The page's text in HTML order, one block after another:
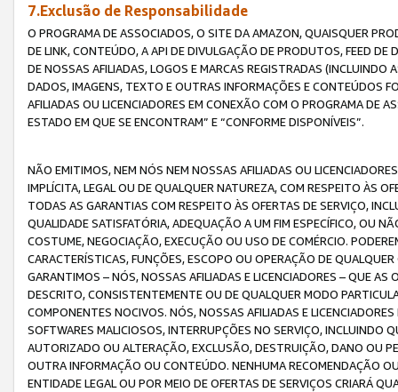
7.Exclusão de Responsabilidade
O PROGRAMA DE ASSOCIADOS, O SITE DA AMAZON, QUAISQUER
DE LINK, CONTEÚDO, A API DE DIVULGAÇÃO DE PRODUTOS, FEED
DE NOSSAS AFILIADAS, LOGOS E MARCAS REGISTRADAS
DADOS, IMAGENS, TEXTO E OUTRAS INFORMAÇÕES E CONTEÚDOS
AFILIADAS OU LICENCIADORES EM CONEXÃO COM O PROGRAMA DE
ESTADO EM QUE SE ENCONTRAM” E “CONFORME DISPONÍVEIS”.
NÃO EMITIMOS, NEM NÓS NEM NOSSAS AFILIADAS OU
IMPLÍCITA, LEGAL OU DE QUALQUER NATUREZA, COM RESPEITO ÀS
TODAS AS GARANTIAS COM RESPEITO ÀS OFERTAS DE SERVIÇO,
QUALIDADE SATISFATÓRIA, ADEQUAÇÃO A UM FIM ESPECÍFICO, OU
COSTUME, NEGOCIAÇÃO, EXECUÇÃO OU USO DE COMÉRCIO.
CARACTERÍSTICAS, FUNÇÕES, ESCOPO OU OPERAÇÃO DE
GARANTIMOS – NÓS, NOSSAS AFILIADAS E LICENCIADORES – QUE
DESCRITO, CONSISTENTEMENTE OU DE QUALQUER MODO
COMPONENTES NOCIVOS. NÓS, NOSSAS AFILIADAS E
SOFTWARES MALICIOSOS, INTERRUPÇÕES NO SERVIÇO, INCLUINDO
AUTORIZADO OU ALTERAÇÃO, EXCLUSÃO, DESTRUIÇÃO, DANO OU
OUTRA INFORMAÇÃO OU CONTEÚDO. NENHUMA RECOMENDAÇÃO
ENTIDADE LEGAL OU POR MEIO DE OFERTAS DE SERVIÇOS CRIARÁ